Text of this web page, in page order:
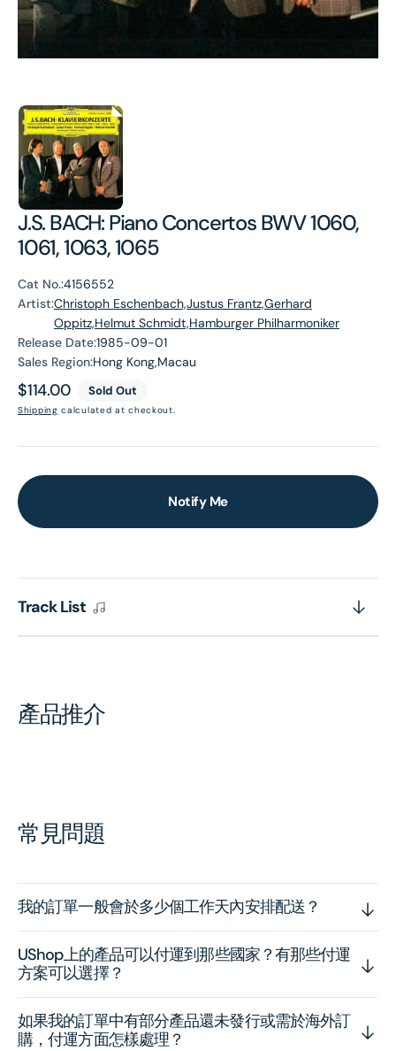
J.S. BACH: Piano Concertos BWV 1060,
1061, 1063, 1065
Cat No.:4156552
Artist:Christoph Eschenbach,Justus Frantz,Gerhard
Oppitz,Helmut Schmidt,Hamburger Philharmoniker
Release Date:1985-09-01
Sales Region:Hong Kong,Macau
Regular
price
$114.00 Sold Out
Shipping calculated at checkout.
Notify Me
Track List
產品推介
常見問題
我的訂單一般會於多少個工作天內安排配送？
UShop上的產品可以付運到那些國家？有那些付運
方案可以選擇？
如果我的訂單中有部分產品還未發行或需於海外訂
購，付運方面怎樣處理？